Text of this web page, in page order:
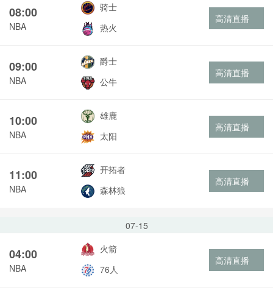
08:00
NBA
骑士
热火
高清直播
09:00
NBA
爵士
公牛
高清直播
10:00
NBA
雄鹿
太阳
高清直播
11:00
NBA
开拓者
森林狼
高清直播
07-15
04:00
NBA
火箭
76人
高清直播